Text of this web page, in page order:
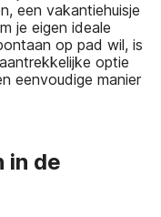
een vakantiehuisje
je eigen ideale
op pad wil, is
optie
eenvoudige manier
in de